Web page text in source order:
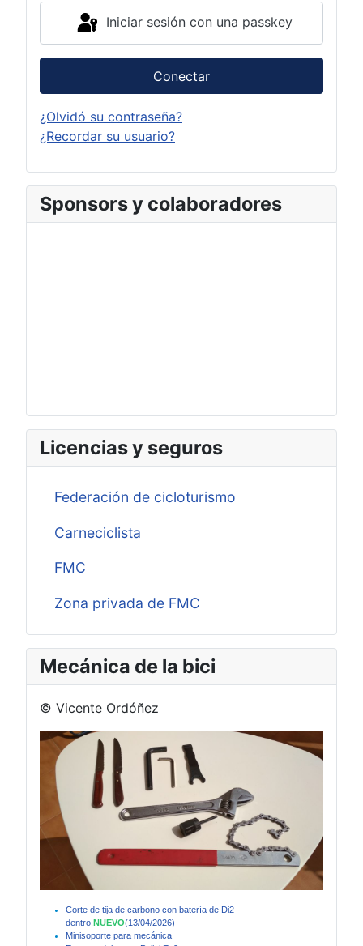
Iniciar sesión con una passkey
Conectar
¿Olvidó su contraseña?
¿Recordar su usuario?
Sponsors y colaboradores
Licencias y seguros
Federación de cicloturismo
Carneciclista
FMC
Zona privada de FMC
Mecánica de la bici
© Vicente Ordóñez
Corte de tija de carbono con batería de Di2
dentro. NUEVO(13/04/2026)
Minisoporte para mecánica